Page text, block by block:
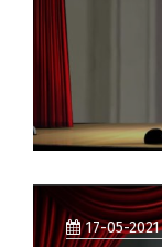
17-05-2021